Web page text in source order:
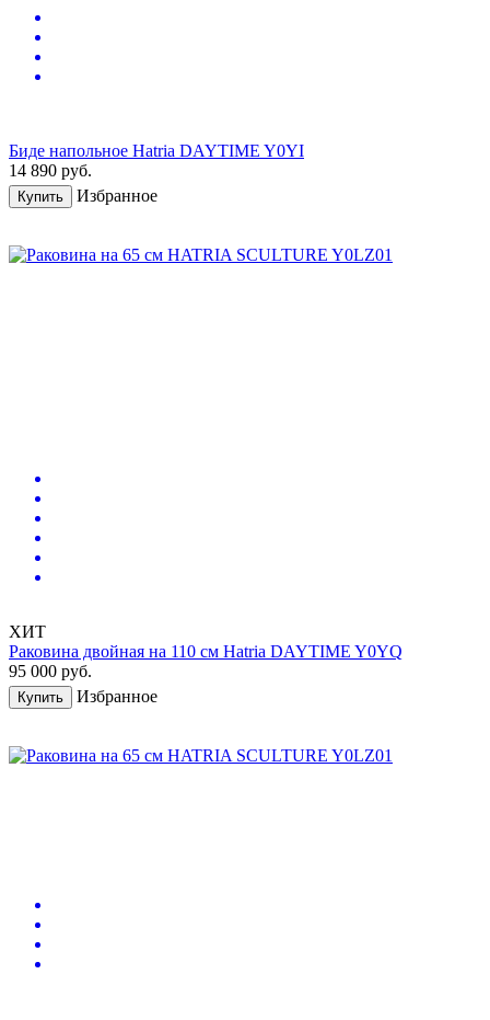
Биде напольное Hatria DAYTIME Y0YI
14 890 руб.
Купить Избранное
ХИТ
Раковина двойная на 110 см Hatria DAYTIME Y0YQ
95 000 руб.
Купить Избранное